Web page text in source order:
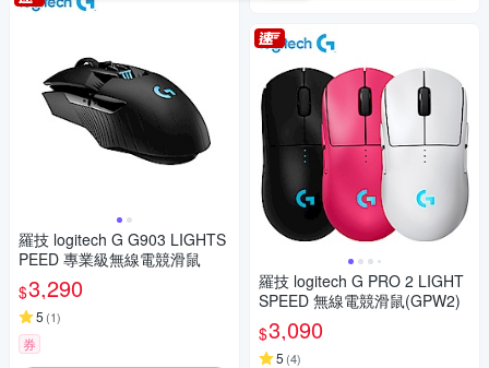
羅技 logitech G G903 LIGHTS
PEED 專業級無線電競滑鼠
$3,290
5 (1)
券
羅技 logitech G PRO 2 LIGHT
SPEED 無線電競滑鼠(GPW2)
$3,090
5 (4)